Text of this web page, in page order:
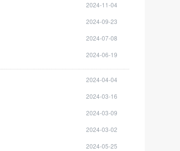
2024-11-04
2024-09-23
2024-07-08
2024-06-19
2024-04-04
2024-03-16
2024-03-09
2024-03-02
2024-05-25